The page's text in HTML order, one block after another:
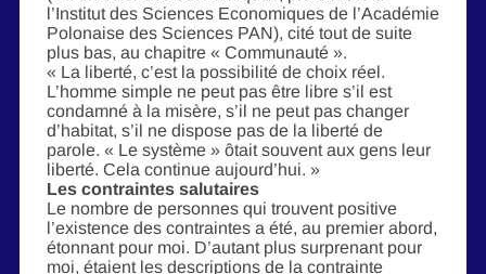
l’Institut des Sciences Economiques de l’Académie
Polonaise des Sciences PAN), cité tout de suite
plus bas, au chapitre « Communauté ».
« La liberté, c’est la possibilité de choix réel.
L’homme simple ne peut pas être libre s’il est
condamné à la misère, s’il ne peut pas changer
d’habitat, s’il ne dispose pas de la liberté de
parole. « Le système » ôtait souvent aux gens leur
liberté. Cela continue aujourd’hui. »
Les contraintes salutaires
Le nombre de personnes qui trouvent positive
l’existence des contraintes a été, au premier abord,
étonnant pour moi. D’autant plus surprenant pour
moi, étaient les descriptions de la contrainte